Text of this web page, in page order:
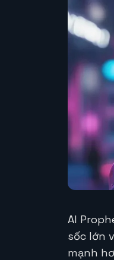
AI
sốc lớn
mạnh